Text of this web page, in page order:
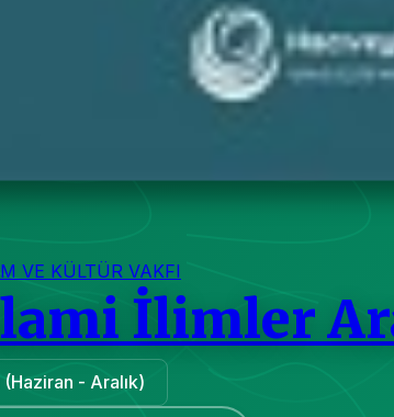
VE KÜLTÜR VAKFI
İlimler
(Haziran - Aralık)